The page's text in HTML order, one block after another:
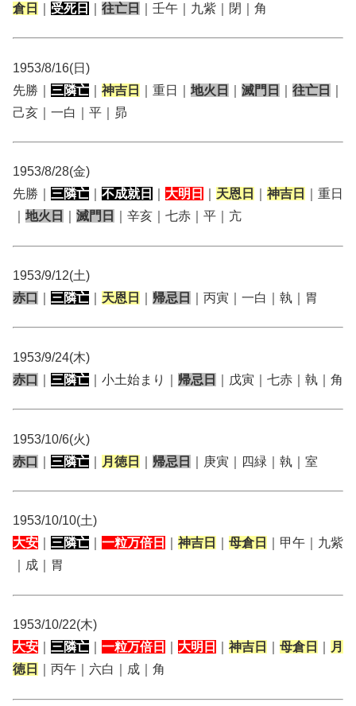
倉日
受死日 往亡日 ｜壬午｜九紫｜閉｜角
1953/8/16(日)
先勝｜ 三隣亡 神吉日 ｜重日｜ 地火日 滅門日 往亡日
己亥｜一白｜平｜昴
1953/8/28(金)
先勝｜ 三隣亡 不成就日 大明日 天恩日 神吉日
｜重日
地火日 滅門日 ｜辛亥｜七赤｜平｜亢
1953/9/12(土)
赤口
三隣亡 天恩日 帰忌日 ｜丙寅｜一白｜執｜胃
1953/9/24(木)
赤口
三隣亡 ｜小土始まり｜ 帰忌日 ｜戊寅｜七赤｜執｜角
1953/10/6(火)
赤口
三隣亡 月徳日 帰忌日 ｜庚寅｜四緑｜執｜室
1953/10/10(土)
大安
三隣亡 一粒万倍日 神吉日 母倉日
｜甲午｜九紫
｜成｜胃
1953/10/22(木)
大安
三隣亡 一粒万倍日 大明日 神吉日 母倉日
月
徳日
｜丙午｜六白｜成｜角